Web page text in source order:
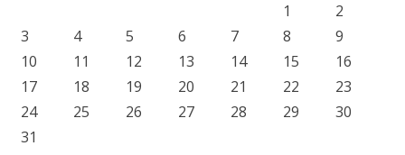
1
2
3
4 5 6 7 8
9
10
11 12 13 14 15
16
17
18 19 20 21 22
23
24
25 26 27 28 29
30
31